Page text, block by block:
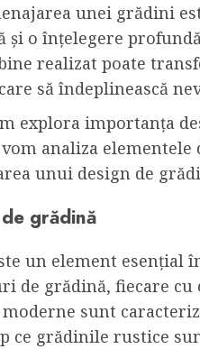
unei grădini
și o înțelegere
realizat poate
să îndeplinească
explora importanța
analiza elementele
unui design de
grădină
un element esențial
de grădină, fiecare
sunt
ce grădinile rustice